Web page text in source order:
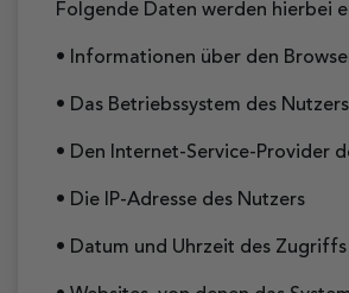
Folgende Daten werden hierbei
• Informationen über den
• Das Betriebssystem des Nutzers
• Den Internet-Service-Provider
• Die IP-Adresse des Nutzers
• Datum und Uhrzeit des Zugriffs